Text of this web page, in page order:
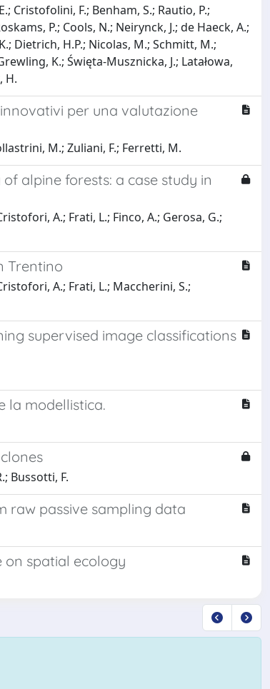
Cristofolini, F.; Benham, S.; Rautio, P.;
P.; Cools, N.; Neirynck, J.; de Haeck, A.;
Dietrich, H.P.; Nicolas, M.; Schmitt, M.;
K.; Święta-Musznicka, J.; Latałowa,
H.
per una valutazione
M.; Zuliani, F.; Ferretti, M.
alpine forests: a case study in
A.; Frati, L.; Finco, A.; Gerosa, G.;
Trentino
A.; Frati, L.; Maccherini, S.;
supervised image classifications
la modellistica.
Bussotti, F.
raw passive sampling data
on spatial ecology